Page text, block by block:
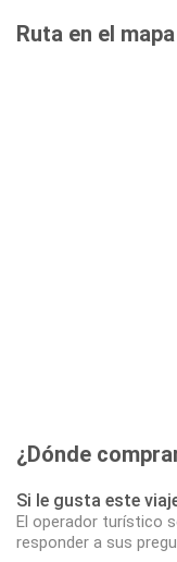
Ruta en el mapa
¿Dónde
Si le gusta este
El operador turístico
responder a sus